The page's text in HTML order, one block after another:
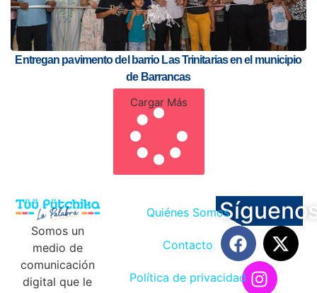
Entregan pavimento del barrio Las Trinitarias en el municipio
de Barrancas
Cargar Más
Somos un
medio de
comunicación
digital que le
Quiénes Somos
Contacto
Política de privacidad